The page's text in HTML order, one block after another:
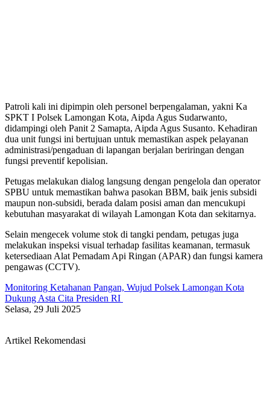
Patroli kali ini dipimpin oleh personel berpengalaman, yakni Ka
SPKT I Polsek Lamongan Kota, Aipda Agus Sudarwanto,
didampingi oleh Panit 2 Samapta, Aipda Agus Susanto. Kehadiran
dua unit fungsi ini bertujuan untuk memastikan aspek pelayanan
administrasi/pengaduan di lapangan berjalan beriringan dengan
fungsi preventif kepolisian.
Petugas melakukan dialog langsung dengan pengelola dan operator
SPBU untuk memastikan bahwa pasokan BBM, baik jenis subsidi
maupun non-subsidi, berada dalam posisi aman dan mencukupi
kebutuhan masyarakat di wilayah Lamongan Kota dan sekitarnya.
Selain mengecek volume stok di tangki pendam, petugas juga
melakukan inspeksi visual terhadap fasilitas keamanan, termasuk
ketersediaan Alat Pemadam Api Ringan (APAR) dan fungsi kamera
pengawas (CCTV).
Monitoring Ketahanan Pangan, Wujud Polsek Lamongan Kota
Dukung Asta Cita Presiden RI
Selasa, 29 Juli 2025
Artikel Rekomendasi